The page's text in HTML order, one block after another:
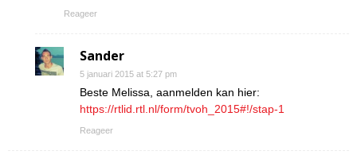
Reageer
Sander
5 januari 2015 at 5:27 pm
Beste Melissa, aanmelden kan hier:
https://rtlid.rtl.nl/form/tvoh_2015#!/stap-1
Reageer